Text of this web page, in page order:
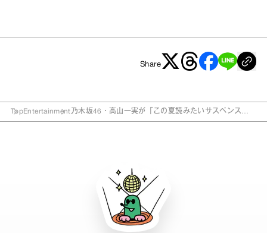
Share
TopEntertainment乃木坂46・高山一実が「この夏読みたいサスペンス＆